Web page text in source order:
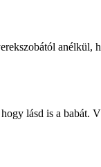
anélkül,
lásd is a babát.